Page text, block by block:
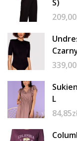
S)
209,00
339,00
L
84,85